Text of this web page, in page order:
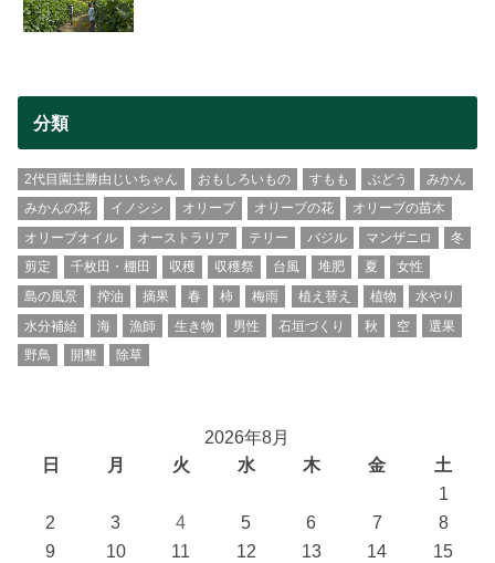
分類
2代目園主勝由じいちゃん おもしろいもの すもも ぶどう
みかん
みかんの花
イノシシ オリーブ オリーブの花
オリーブの苗木
オリーブオイル
オーストラリア テリー バジル マンザニロ
冬
剪定
千枚田・棚田 収穫 収穫祭 台風 堆肥 夏
女性
島の風景
搾油 摘果 春 柿 梅雨 植え替え 植物
水やり
水分補給
海 漁師 生き物 男性 石垣づくり 秋 空
選果
野鳥
開墾 除草
2026年8月
日
月 火 水 木 金 土
1
2
3 4 5 6 7
8
9
10 11 12 13 14
15